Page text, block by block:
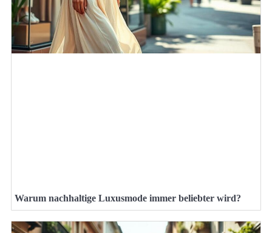
Warum nachhaltige Luxusmode immer beliebter wird?